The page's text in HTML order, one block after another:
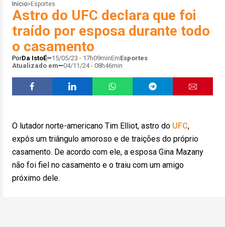
Início> Esportes
Astro do UFC declara que foi
traído por esposa durante todo
o casamento
PorDa IstoÉ 15/05/23 - 17h09minEmEsportes
Atualizado em
04/11/24 - 08h46min
O lutador norte-americano Tim Elliot, astro do UFC,
expôs um triângulo amoroso e de traições do próprio
casamento. De acordo com ele, a esposa Gina Mazany
não foi fiel no casamento e o traiu com um amigo
próximo dele.